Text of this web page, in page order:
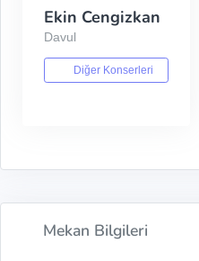
Ekin Cengizkan
Davul
Diğer Konserleri
Mekan Bilgileri